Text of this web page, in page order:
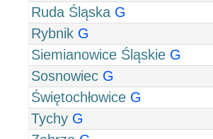
Ruda Śląska G
Rybnik G
Siemianowice Śląskie G
Sosnowiec G
Świętochłowice G
Tychy G